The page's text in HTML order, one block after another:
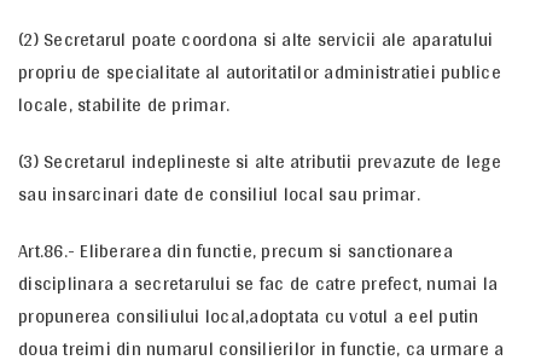
(2) Secretarul poate coordona si alte servicii ale aparatului
propriu de specialitate al autoritatilor administratiei publice
locale, stabilite de primar.
(3) Secretarul indeplineste si alte atributii prevazute de lege
sau insarcinari date de consiliul local sau primar.
Art.86.- Eliberarea din functie, precum si sanctionarea
disciplinara a secretarului se fac de catre prefect, numai la
propunerea consiliului local,adoptata cu votul a eel putin
doua treimi din numarul consilierilor in functie, ca urmare a